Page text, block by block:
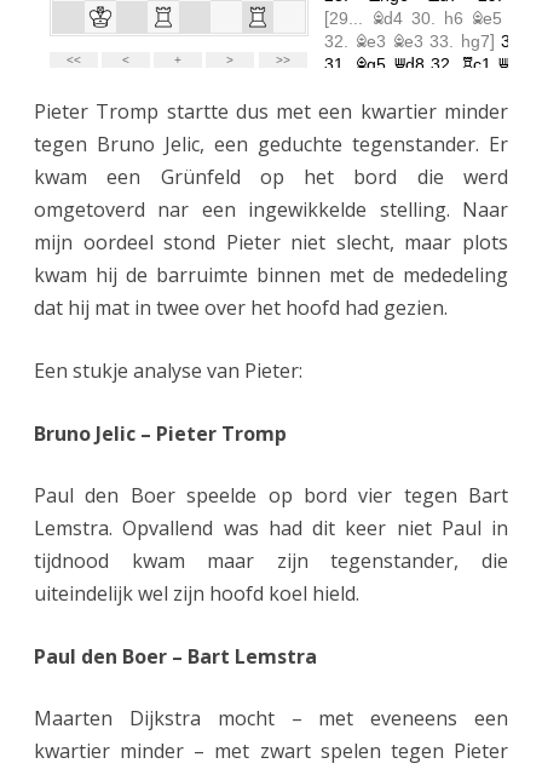
Pieter Tromp startte dus met een kwartier minder
tegen Bruno Jelic, een geduchte tegenstander. Er
kwam een Grünfeld op het bord die werd
omgetoverd nar een ingewikkelde stelling. Naar
mijn oordeel stond Pieter niet slecht, maar plots
kwam hij de barruimte binnen met de mededeling
dat hij mat in twee over het hoofd had gezien.
Een stukje analyse van Pieter:
Bruno Jelic – Pieter Tromp
Paul den Boer speelde op bord vier tegen Bart
Lemstra. Opvallend was had dit keer niet Paul in
tijdnood kwam maar zijn tegenstander, die
uiteindelijk wel zijn hoofd koel hield.
Paul den Boer – Bart Lemstra
Maarten Dijkstra mocht – met eveneens een
kwartier minder – met zwart spelen tegen Pieter